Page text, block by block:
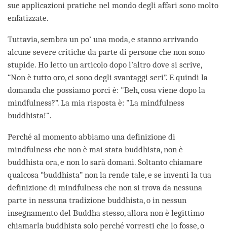
sue applicazioni pratiche nel mondo degli affari sono molto
enfatizzate.
Tuttavia, sembra un po’ una moda, e stanno arrivando
alcune severe critiche da parte di persone che non sono
stupide. Ho letto un articolo dopo l’altro dove si scrive,
“Non è tutto oro, ci sono degli svantaggi seri”. E quindi la
domanda che possiamo porci è: "Beh, cosa viene dopo la
mindfulness?”. La mia risposta è: "La mindfulness
buddhista!".
Perché al momento abbiamo una definizione di
mindfulness che non è mai stata buddhista, non è
buddhista ora, e non lo sarà domani. Soltanto chiamare
qualcosa “buddhista” non la rende tale, e se inventi la tua
definizione di mindfulness che non si trova da nessuna
parte in nessuna tradizione buddhista, o in nessun
insegnamento del Buddha stesso, allora non è legittimo
chiamarla buddhista solo perché vorresti che lo fosse, o